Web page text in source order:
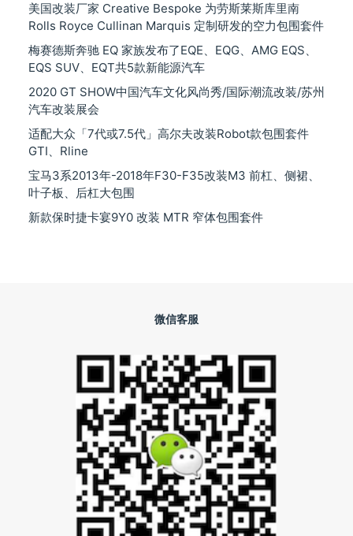
美国改装厂家 Creative Bespoke 为劳斯莱斯库里南
Rolls Royce Cullinan Marquis 定制研发的空力包围套件
梅赛德斯奔驰 EQ 家族发布了EQE、EQG、AMG EQS、
EQS SUV、EQT共5款新能源汽车
2020 GT SHOW中国汽车文化风尚秀/国际潮流改装/苏州
汽车改装展会
适配大众「7代或7.5代」高尔夫改装Robot款包围套件
GTI、Rline
宝马3系2013年-2018年F30-F35改装M3 前杠、侧裙、
叶子板、后杠大包围
新款保时捷卡宴9Y0 改装 MTR 窄体包围套件
微信客服